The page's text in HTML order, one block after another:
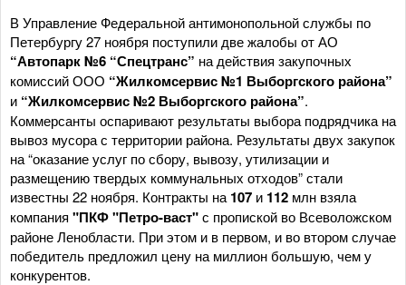
В Управление Федеральной антимонопольной службы по
Петербургу 27 ноября поступили две жалобы от АО
“Автопарк №6 “Спецтранс” на действия закупочных
комиссий ООО “Жилкомсервис №1 Выборгского района”
и “Жилкомсервис №2 Выборгского района”.
Коммерсанты оспаривают результаты выбора подрядчика на
вывоз мусора с территории района. Результаты двух закупок
на “оказание услуг по сбору, вывозу, утилизации и
размещению твердых коммунальных отходов” стали
известны 22 ноября. Контракты на 107 и 112 млн взяла
компания "ПКФ "Петро-васт"с пропиской во Всеволожском
районе Ленобласти. При этом и в первом, и во втором случае
победитель предложил цену на миллион большую, чем у
конкурентов.